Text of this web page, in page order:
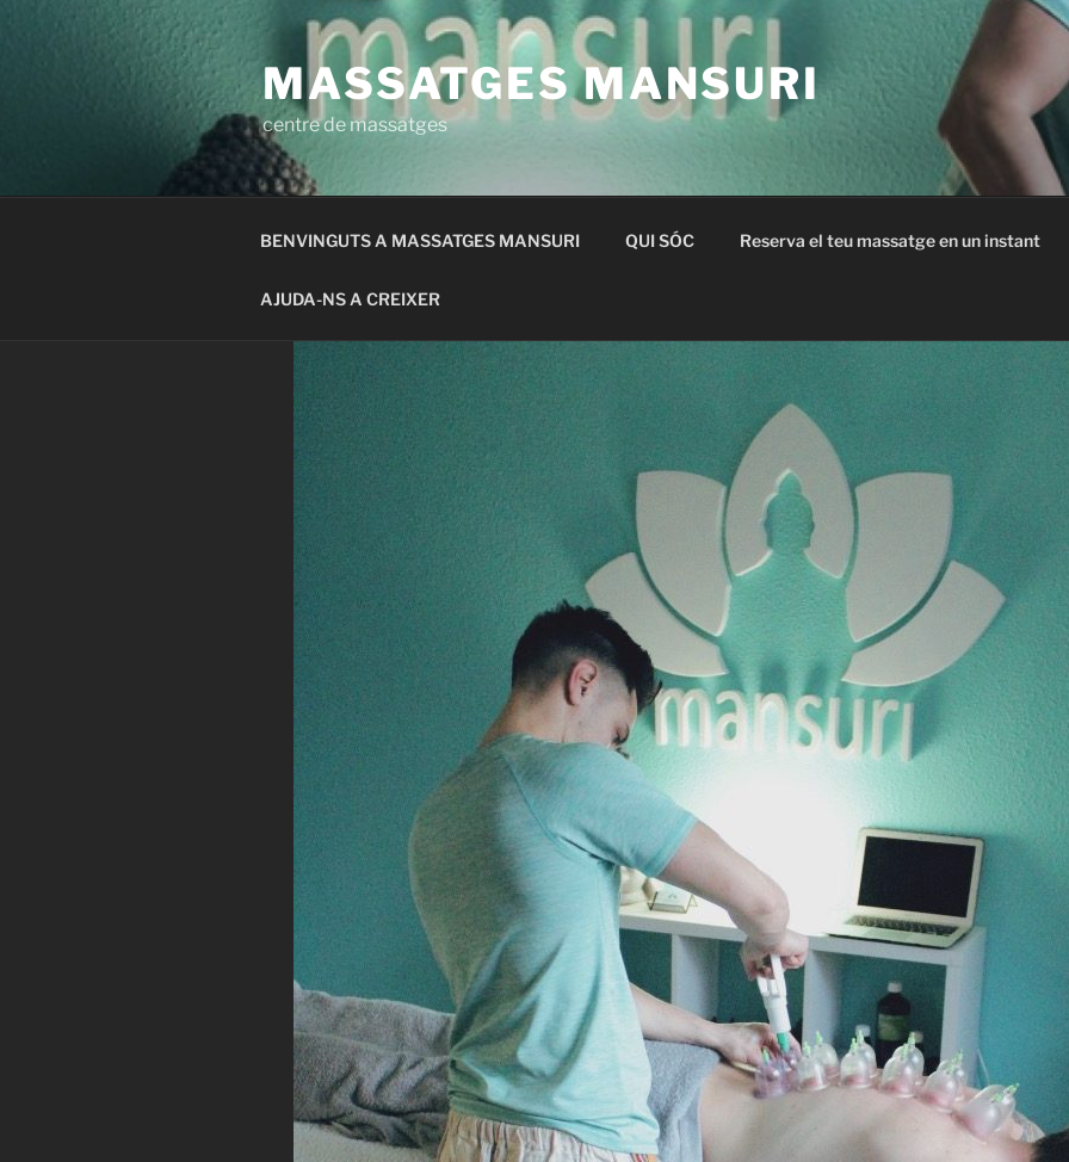
MASSATGES MANSURI
centre de massatges
BENVINGUTS A MASSATGES MANSURI QUI SÓC Reserva el teu massatge en un instant
AJUDA-NS A CREIXER